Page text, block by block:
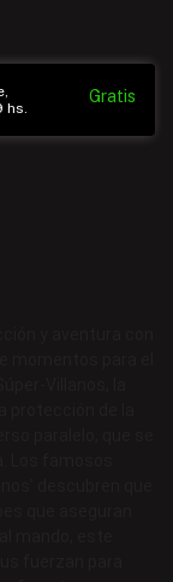
hs.
Gratis